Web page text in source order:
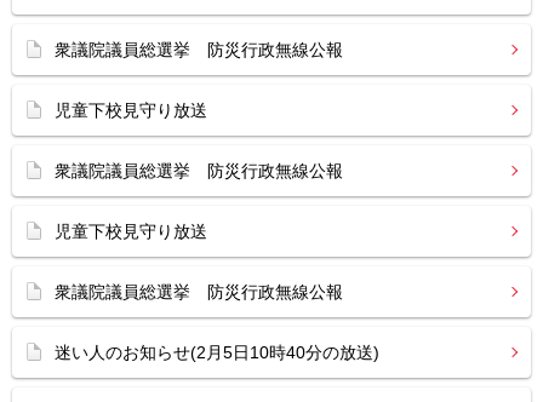
衆議院議員総選挙 防災行政無線公報
児童下校見守り放送
衆議院議員総選挙 防災行政無線公報
児童下校見守り放送
衆議院議員総選挙 防災行政無線公報
迷い人のお知らせ(2月5日10時40分の放送)